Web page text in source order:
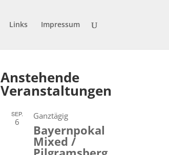
Links Impressum
Anstehende
Veranstaltungen
SEP.
6
Ganztägig
Bayernpokal
Mixed /